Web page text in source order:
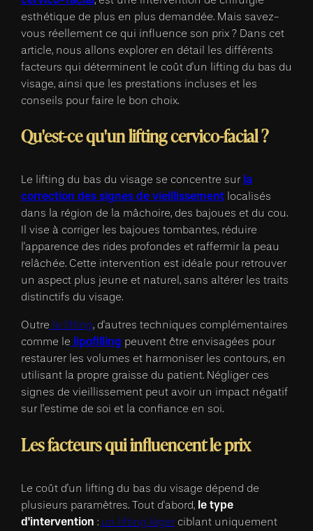
esthétique de plus en plus demandée. Mais savez-
vous réellement ce qui influence son prix ? Dans cet
article, nous allons explorer en détail les différents
facteurs qui déterminent le coût d'un lifting du bas du
visage, ainsi que les prestations incluses et les
conseils pour faire le bon choix.
Qu'est-ce qu'un lifting cervico-facial ?
Le lifting du bas du visage se concentre sur la
correction des signes de vieillissementlocalisés
dans la région de la mâchoire, des bajoues et du cou.
Il vise à corriger les bajoues tombantes, réduire
l'apparence des rides profondes et raffermir la peau
relâchée. Cette intervention est idéale pour retrouver
un aspect plus jeune et naturel, sans altérer les traits
distinctifs du visage.
Outre le lifting, d'autres techniques complémentaires
comme le lipofilling peuvent être envisagées pour
restaurer les volumes et harmoniser les contours, en
utilisant la propre graisse du patient. Négliger ces
signes de vieillissement peut avoir un impact négatif
sur l'estime de soi et la confiance en soi.
Les facteurs qui influencent le prix
Le coût d'un lifting du bas du visage dépend de
plusieurs paramètres. Tout d'abord, le type
d'intervention : un lifting légerciblant uniquement